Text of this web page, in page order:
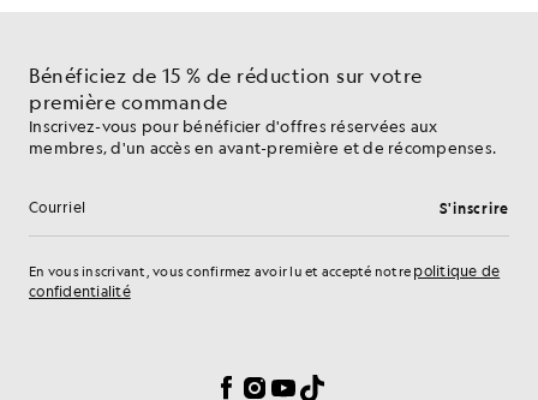
Bénéficiez de 15 % de réduction sur votre
première commande
Inscrivez-vous pour bénéficier d'offres réservées aux
membres, d'un accès en avant-première et de récompenses.
Adresse e-mail S'inscrire
En vous inscrivant, vous confirmez avoir lu et accepté notre politique de
confidentialité
Facebook
Instagram
YouTube
TikTok